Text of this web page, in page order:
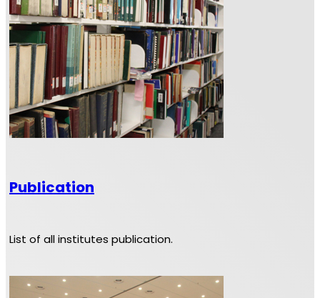
Publication
List of all institutes publication.